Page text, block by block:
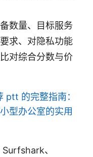
数量、目标服务
求、对隐私功能
对综合分数与价
ptt 的完整指南：
型办公室的实用
、